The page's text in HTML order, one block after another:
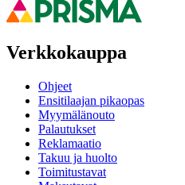
Verkkokauppa
Ohjeet
Ensitilaajan pikaopas
Myymälänouto
Palautukset
Reklamaatio
Takuu ja huolto
Toimitustavat